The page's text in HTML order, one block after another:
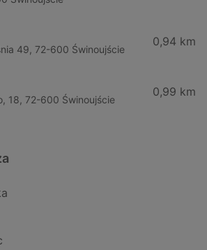
49, 72-600 Świnoujście
0,94 km
18, 72-600 Świnoujście
0,99 km